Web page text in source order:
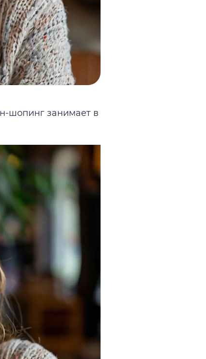
шопинг занимает в